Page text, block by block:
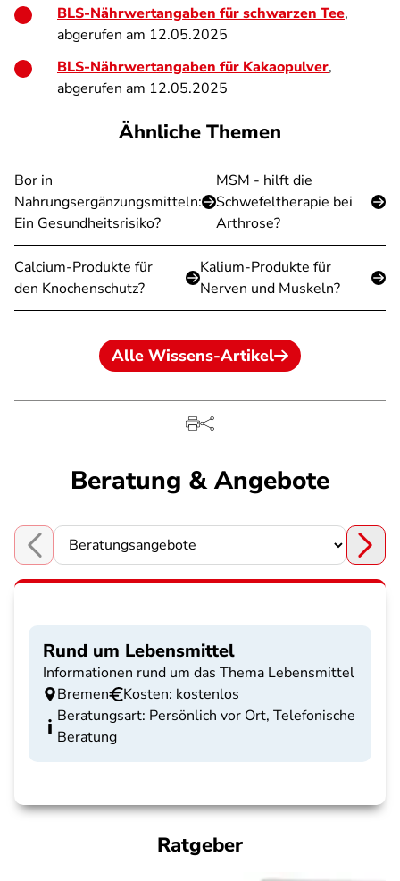
BLS-Nährwertangaben für schwarzen Tee,
abgerufen am 12.05.2025
BLS-Nährwertangaben für Kakaopulver,
abgerufen am 12.05.2025
Ähnliche Themen
Bor in
Nahrungsergänzungsmitteln:
Ein Gesundheitsrisiko?
MSM - hilft die
Schwefeltherapie bei
Arthrose?
Calcium-Produkte für
den Knochenschutz?
Kalium-Produkte für
Nerven und Muskeln?
Alle Wissens-Artikel
Beratung & Angebote
Choose a section
Rund um Lebensmittel
Informationen rund um das Thema Lebensmittel
Bremen
Kosten: kostenlos
Beratungsart: Persönlich vor Ort, Telefonische
Beratung
Ratgeber